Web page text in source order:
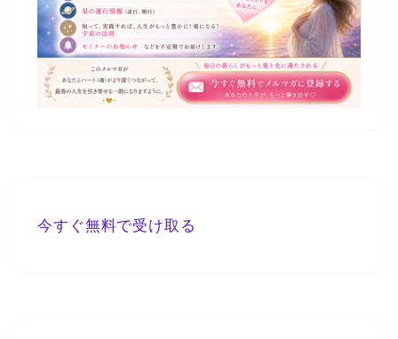
今すぐ無料で受け取る